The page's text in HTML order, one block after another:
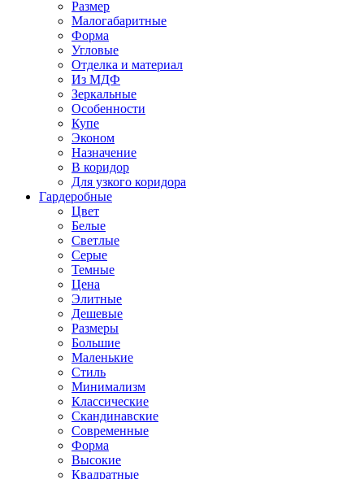
Размер
Малогабаритные
Форма
Угловые
Отделка и материал
Из МДФ
Зеркальные
Особенности
Купе
Эконом
Назначение
В коридор
Для узкого коридора
Гардеробные
Цвет
Белые
Светлые
Серые
Темные
Цена
Элитные
Дешевые
Размеры
Большие
Маленькие
Стиль
Минимализм
Классические
Скандинавские
Современные
Форма
Высокие
Квадратные